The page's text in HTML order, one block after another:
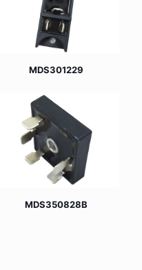
MDS301229
MDS350828B